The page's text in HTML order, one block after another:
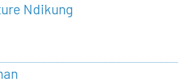
Ndikung